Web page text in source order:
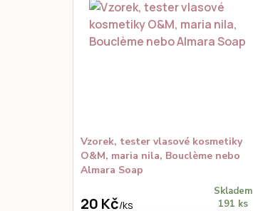
Vzorek, tester vlasové kosmetiky
O&M, maria nila, Bouclème nebo
Almara Soap
20 Kč/ks
Skladem
191 ks